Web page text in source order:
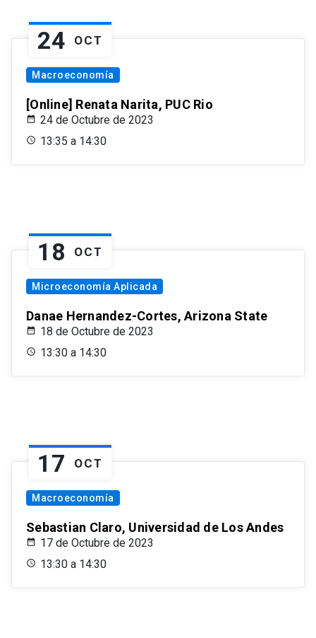
24 OCT
Macroeconomía
[Online] Renata Narita, PUC Rio
24 de Octubre de 2023
13:35 a 14:30
18 OCT
Microeconomía Aplicada
Danae Hernandez-Cortes, Arizona State
18 de Octubre de 2023
13:30 a 14:30
17 OCT
Macroeconomía
Sebastian Claro, Universidad de Los Andes
17 de Octubre de 2023
13:30 a 14:30